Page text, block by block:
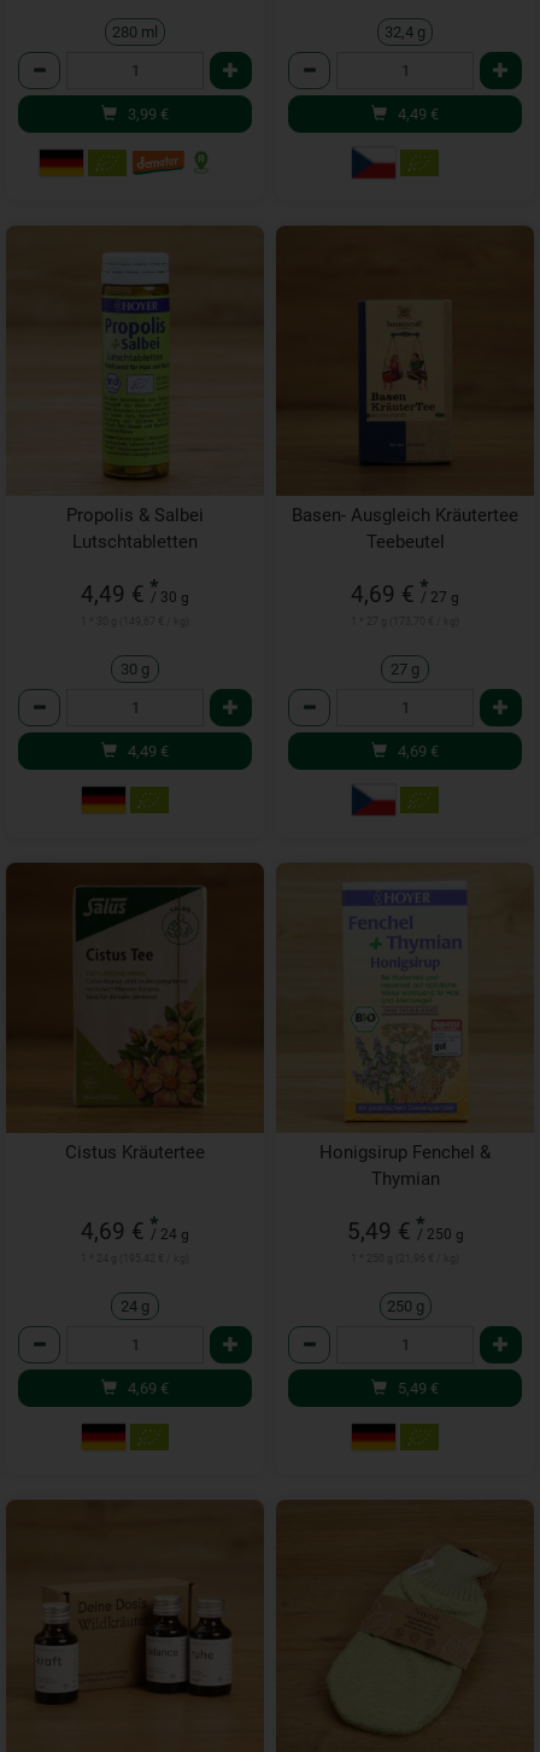
280 ml
Anzahl
3,99 €
32,4 g
Anzahl
4,49 €
Propolis & Salbei
Lutschtabletten
4,49 € *
/ 30 g
30 g
Anzahl
4,49 €
Basen- Ausgleich Kräutertee
Teebeutel
4,69 € *
/ 27 g
27 g
Anzahl
4,69 €
Cistus Kräutertee
4,69 € *
/ 24 g
24 g
Anzahl
4,69 €
Honigsirup Fenchel &
Thymian
5,49 € *
/ 250 g
250 g
Anzahl
5,49 €